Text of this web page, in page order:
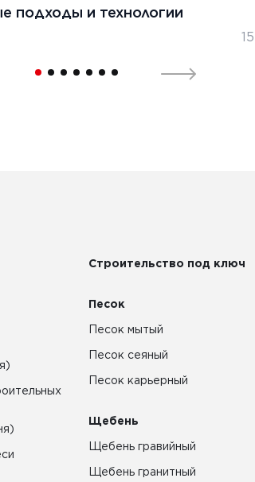
подходы и технологии
Строительство под ключ
Песок
Песок мытый
Песок сеяный
Песок карьерный
Щебень
Щебень гравийный
Щебень гранитный